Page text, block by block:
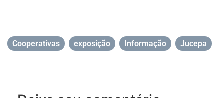
Cooperativas exposição Informação Jucepa